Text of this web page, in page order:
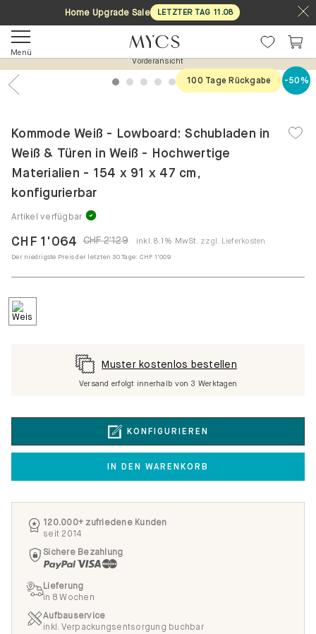
Home Upgrade Sale LETZTER TAG 11 .08
Menü
Vorderansicht
1 2 3 4 5 6 7
100 Tage Rückgabe -50%
Kommode Weiß - Lowboard: Schubladen in
Weiß & Türen in Weiß - Hochwertige
Materialien - 154 x 91 x 47 cm,
konfigurierbar
Artikel verfügbar
CHF 2'129
CHF 1'064 inkl. 8.1% MwSt. zzgl. Lieferkosten
Der niedrigste Preis der letzten 30 Tage: CHF 1'009
KONFIGURIEREN
IN DEN WARENKORB
Muster kostenlos bestellen
Versand erfolgt innerhalb von 3 Werktagen
120.000+ zufriedene Kunden
seit 2014
Sichere Bezahlung
Lieferung
in 8 Wochen
Aufbauservice
inkl. Verpackungsentsorgung buchbar